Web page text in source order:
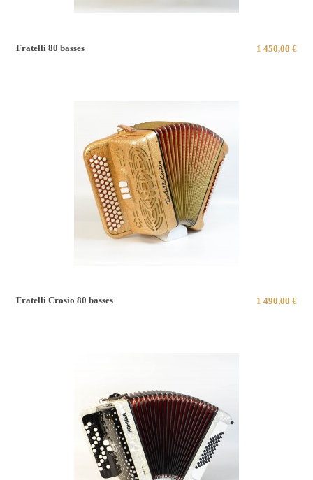
Fratelli 80 basses 1 450,00 €
Fratelli Crosio 80 basses 1 490,00 €